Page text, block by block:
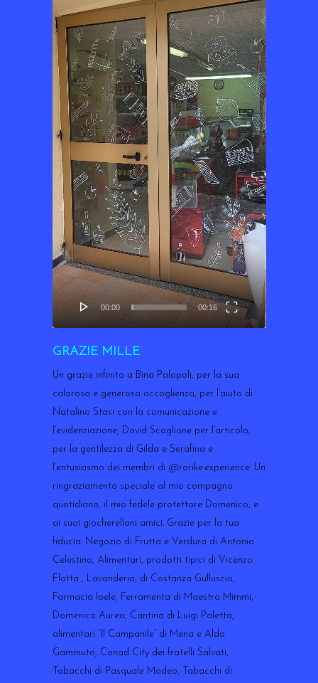
00:00 00:16
GRAZIE MILLE
Un grazie infinito a Bina Palopoli, per la sua
calorosa e generosa accoglienza, per l’aiuto di
Natalino Stasi con la comunicazione e
l’evidenziazione, David Scaglione per l’articolo,
per la gentilezza di Gilda e Serafina e
l’entusiasmo dei membri di @rarike.experience. Un
ringraziamento speciale al mio compagno
quotidiano, il mio fedele protettore Domenico, e
ai suoi giocherelloni amici. Grazie per la tua
fiducia: Negozio di Frutta e Verdura di Antonio
Celestino, Alimentari, prodotti tipici di Vicenzo
Flotta , Lavanderia, di Costanza Gulluscio,
Farmacia Ioele, Ferramenta di Maestro Mimmi,
Domenico Aurea, Cantina di Luigi Paletta,
alimentari “Il Campanile” di Mena e Aldo
Gammuto, Conad City dei fratelli Salvati,
Tabacchi di Pasquale Madeo, Tabacchi di